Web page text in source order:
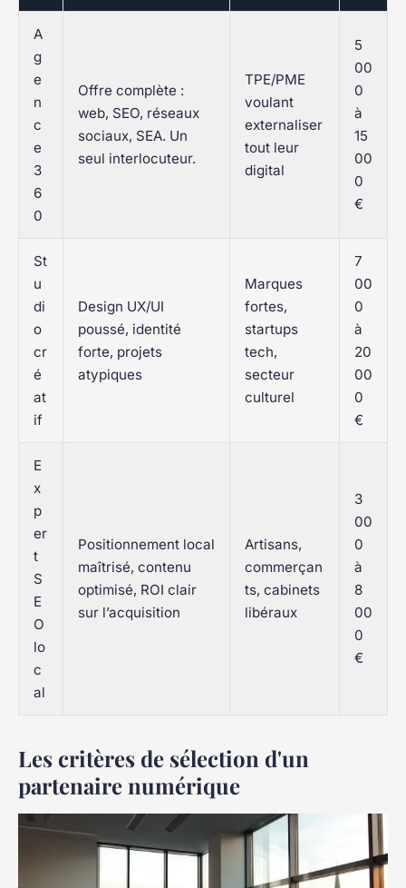
A
g
e
n
c
e
3
6
0
Offre complète :
web, SEO, réseaux
sociaux, SEA. Un
seul interlocuteur.
TPE/PME
voulant
externaliser
tout leur
digital
5
00
0
à
15
00
0
€
St
u
di
o
cr
é
at
if
Design UX/UI
poussé, identité
forte, projets
atypiques
Marques
fortes,
startups
tech,
secteur
culturel
7
00
0
à
20
00
0
€
E
x
p
er
t
S
E
O
lo
c
al
Positionnement local
maîtrisé, contenu
optimisé, ROI clair
sur l’acquisition
Artisans,
commerçan
ts, cabinets
libéraux
3
00
0
à
8
00
0
€
Les critères de sélection d'un
partenaire numérique